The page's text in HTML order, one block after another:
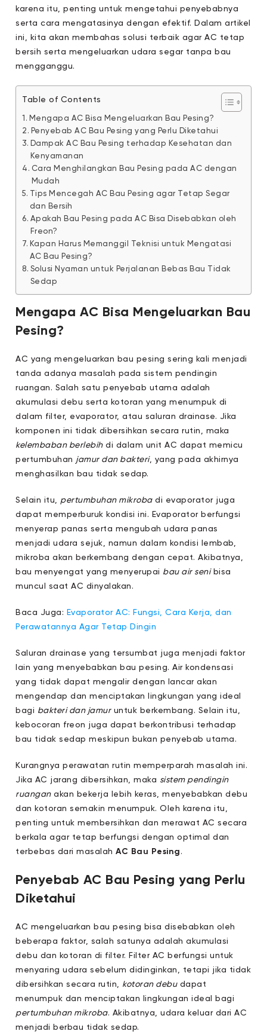
karena itu, penting untuk mengetahui penyebabnya
serta cara mengatasinya dengan efektif. Dalam artikel
ini, kita akan membahas solusi terbaik agar AC tetap
bersih serta mengeluarkan udara segar tanpa bau
mengganggu.
Table of Contents
Mengapa AC Bisa Mengeluarkan Bau Pesing?
Penyebab AC Bau Pesing yang Perlu Diketahui
Dampak AC Bau Pesing terhadap Kesehatan dan
Kenyamanan
Cara Menghilangkan Bau Pesing pada AC dengan
Mudah
Tips Mencegah AC Bau Pesing agar Tetap Segar
dan Bersih
Apakah Bau Pesing pada AC Bisa Disebabkan oleh
Freon?
Kapan Harus Memanggil Teknisi untuk Mengatasi
AC Bau Pesing?
Solusi Nyaman untuk Perjalanan Bebas Bau Tidak
Sedap
Mengapa AC Bisa Mengeluarkan Bau
Pesing?
AC yang mengeluarkan bau pesing sering kali menjadi
tanda adanya masalah pada sistem pendingin
ruangan. Salah satu penyebab utama adalah
akumulasi debu serta kotoran yang menumpuk di
dalam filter, evaporator, atau saluran drainase. Jika
komponen ini tidak dibersihkan secara rutin, maka
kelembaban berlebihdi dalam unit AC dapat memicu
pertumbuhan jamur dan bakteri, yang pada akhirnya
menghasilkan bau tidak sedap.
Selain itu, pertumbuhan mikrobadi evaporator juga
dapat memperburuk kondisi ini. Evaporator berfungsi
menyerap panas serta mengubah udara panas
menjadi udara sejuk, namun dalam kondisi lembab,
mikroba akan berkembang dengan cepat. Akibatnya,
bau menyengat yang menyerupai bau air senibisa
muncul saat AC dinyalakan.
Baca Juga: Evaporator AC: Fungsi, Cara Kerja, dan
Perawatannya Agar Tetap Dingin
Saluran drainase yang tersumbat juga menjadi faktor
lain yang menyebabkan bau pesing. Air kondensasi
yang tidak dapat mengalir dengan lancar akan
mengendap dan menciptakan lingkungan yang ideal
bagi bakteri dan jamuruntuk berkembang. Selain itu,
kebocoran freon juga dapat berkontribusi terhadap
bau tidak sedap meskipun bukan penyebab utama.
Kurangnya perawatan rutin memperparah masalah ini.
Jika AC jarang dibersihkan, maka sistem pendingin
ruanganakan bekerja lebih keras, menyebabkan debu
dan kotoran semakin menumpuk. Oleh karena itu,
penting untuk membersihkan dan merawat AC secara
berkala agar tetap berfungsi dengan optimal dan
terbebas dari masalah AC Bau Pesing .
Penyebab AC Bau Pesing yang Perlu
Diketahui
AC mengeluarkan bau pesing bisa disebabkan oleh
beberapa faktor, salah satunya adalah akumulasi
debu dan kotoran di filter. Filter AC berfungsi untuk
menyaring udara sebelum didinginkan, tetapi jika tidak
dibersihkan secara rutin, kotoran debudapat
menumpuk dan menciptakan lingkungan ideal bagi
pertumbuhan mikroba. Akibatnya, udara keluar dari AC
menjadi berbau tidak sedap.